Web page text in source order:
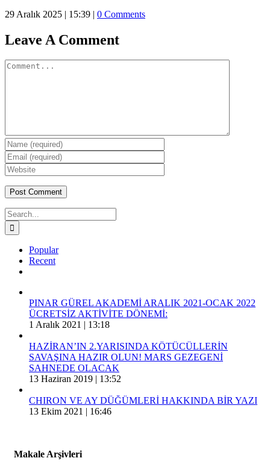
29 Aralık 2025 | 15:39 | 0 Comments
Leave A Comment
Comment
Search
for:
Popular
Recent
PINAR GÜREL AKADEMİ ARALIK 2021-OCAK 2022
ÜCRETSİZ AKTİVİTE DÖNEMİ:
1 Aralık 2021 | 13:18
HAZİRAN’IN 2.YARISINDA KÖTÜCÜLLERİN
SAVAŞINA HAZIR OLUN! MARS GEZEGENİ
SAHNEDE OLACAK
13 Haziran 2019 | 13:52
CHIRON VE AY DÜĞÜMLERİ HAKKINDA BİR YAZI
13 Ekim 2021 | 16:46
Makale Arşivleri